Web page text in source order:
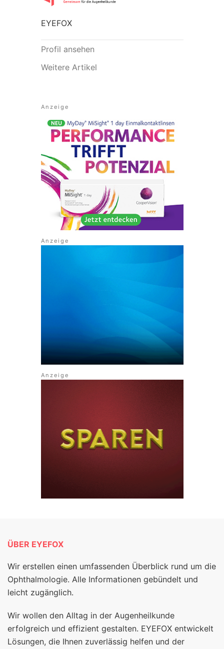
EYEFOX
Profil ansehen
Weitere Artikel
ÜBER EYEFOX
Wir erstellen einen umfassenden Überblick rund um die
Ophthalmologie. Alle Informationen gebündelt und
leicht zugänglich.
Wir wollen den Alltag in der Augenheilkunde
erfolgreich und effizient gestalten. EYEFOX entwickelt
Lösungen, die Ihnen zuverlässig helfen und der